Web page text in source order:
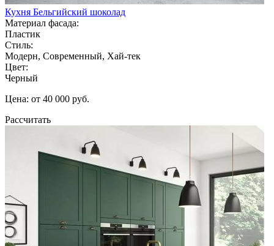
Кухня Бельгийский шоколад
Материал фасада:
Пластик
Стиль:
Модерн, Современный, Хай-тек
Цвет:
Черный
Цена: от 40 000 руб.
Рассчитать